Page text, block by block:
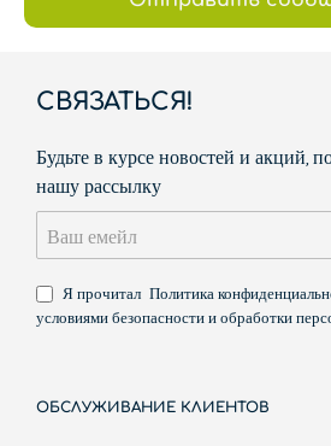
СВЯЗАТЬСЯ!
Будьте в курсе новостей и акций,
нашу рассылку
Ваш
емейл
Я прочитал Политика
условиями безопасности и обработки
ОБСЛУЖИВАНИЕ КЛИЕНТОВ